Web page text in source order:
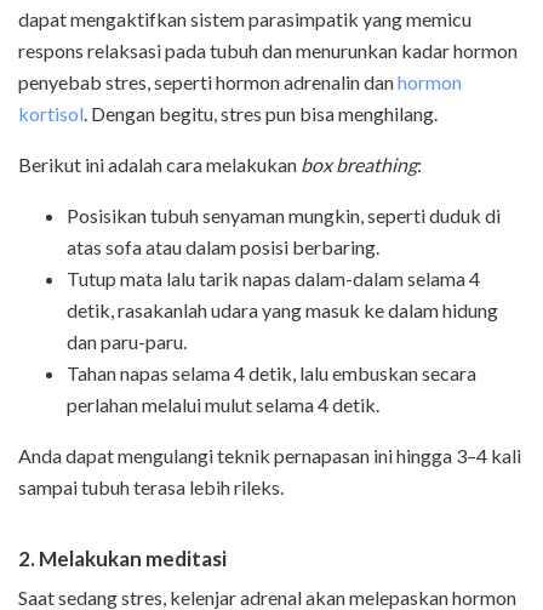
dapat mengaktifkan sistem parasimpatik yang memicu
respons relaksasi pada tubuh dan menurunkan kadar hormon
penyebab stres, seperti hormon adrenalin danhormon
kortisol . Dengan begitu, stres pun bisa menghilang.
Berikut ini adalah cara melakukan box breathing:
Posisikan tubuh senyaman mungkin, seperti duduk di
atas sofa atau dalam posisi berbaring.
Tutup mata lalu tarik napas dalam-dalam selama 4
detik, rasakanlah udara yang masuk ke dalam hidung
dan paru-paru.
Tahan napas selama 4 detik, lalu embuskan secara
perlahan melalui mulut selama 4 detik.
Anda dapat mengulangi teknik pernapasan ini hingga 3–4 kali
sampai tubuh terasa lebih rileks.
2. Melakukan meditasi
Saat sedang stres, kelenjar adrenal akan melepaskan hormon